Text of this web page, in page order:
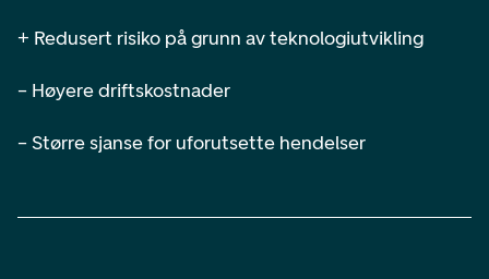
+ Redusert risiko på grunn av teknologiutvikling
– Høyere driftskostnader
– Større sjanse for uforutsette hendelser